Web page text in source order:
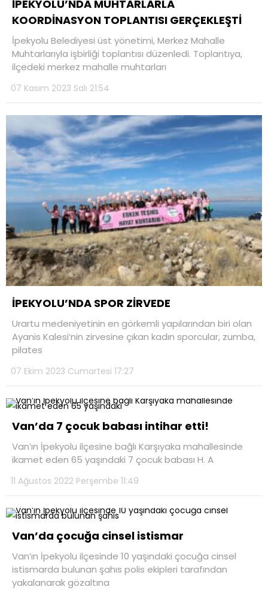
Facebook
Instagram
Youtube
TEKNOLOJİ
İPEKYOLU’NDA MUHTARLARLA
KOORDİNASYON TOPLANTISI GERÇEKLEŞTİ
İpekyolu Belediyesi üst yönetimi, Merkez Mahalle
Muhtarlarıyla işbirliği toplantısı düzenledi. Toplantıya,
ilçedeki merkez mahalle muhtarları
07 Kasım 2023 Salı 21:54
İPEKYOLU’NDA SPOR ZİRVEDE
Urartu medeniyetinin en görkemli yapılarından biri olan
Ayanis Kalesi’nin zirvesine çıkan kadın sporcular, zumba,
pilates
07 Ekim 2023 Cumartesi 17:27
Van’da 7 çocuk babası intihar etti!
Van’ın İpekyolu ilçesine bağlı Karşıyaka mahallesinde
ikamet eden 65 yaşındaki 7 çocuk babası H. A
11 Ağustos 2022 Perşembe 11:49
Van’da çocuğa cinsel istismar
Van’ın İpekyolu ilçesinde 10 yaşındaki çocuğa cinsel
istismarda bulunan şahıs polis ekipleri tarafından
yakalanarak gözaltına